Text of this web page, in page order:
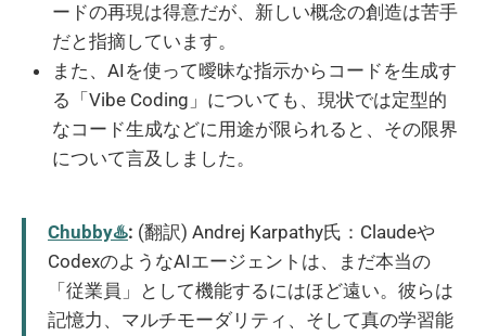
ードの再現は得意だが、新しい概念の創造は苦手
だと指摘しています。
また、AIを使って曖昧な指示からコードを生成す
る「Vibe Coding」についても、現状では定型的
なコード生成などに用途が限られると、その限界
について言及しました。
Chubby♨️: (翻訳) Andrej Karpathy氏：Claudeや
CodexのようなAIエージェントは、まだ本当の
「従業員」として機能するにはほど遠い。彼らは
記憶力、マルチモーダリティ、そして真の学習能